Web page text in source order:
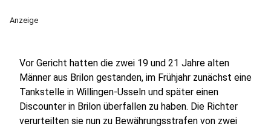
Anzeige
Vor Gericht hatten die zwei 19 und 21 Jahre alten
Männer aus Brilon gestanden, im Frühjahr zunächst eine
Tankstelle in Willingen-Usseln und später einen
Discounter in Brilon überfallen zu haben. Die Richter
verurteilten sie nun zu Bewährungsstrafen von zwei